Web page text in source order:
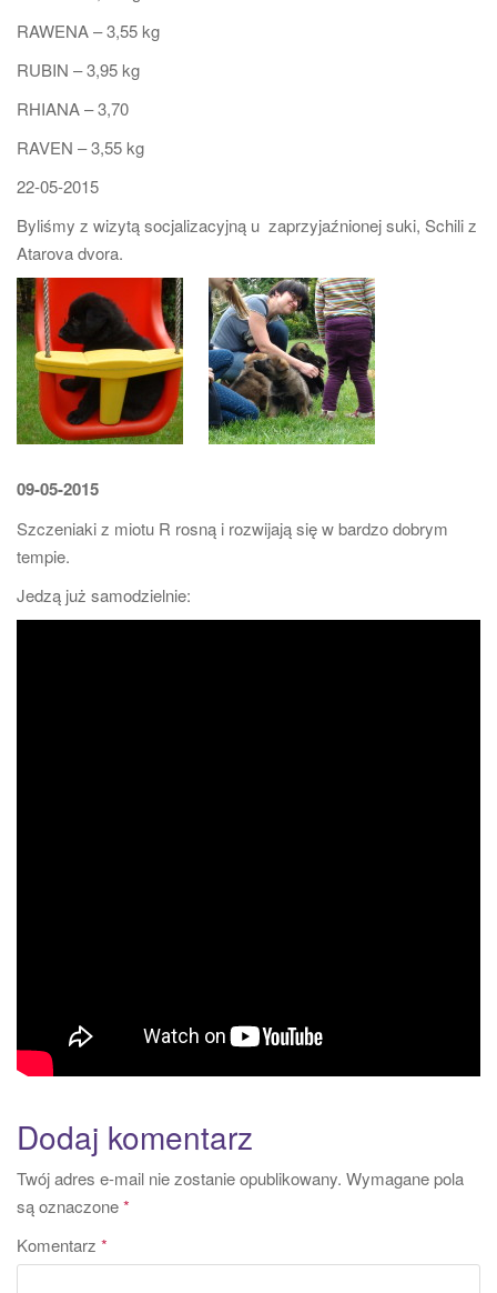
RAWENA – 3,55 kg
RUBIN – 3,95 kg
RHIANA – 3,70
RAVEN – 3,55 kg
22-05-2015
Byliśmy z wizytą socjalizacyjną u zaprzyjaźnionej suki, Schili z
Atarova dvora.
09-05-2015
Szczeniaki z miotu R rosną i rozwijają się w bardzo dobrym
tempie.
Jedzą już samodzielnie:
Dodaj komentarz
Twój adres e-mail nie zostanie opublikowany. Wymagane pola
są oznaczone*
Komentarz *